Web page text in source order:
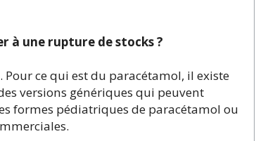
à une rupture de stocks ?
ce qui est du paracétamol, il existe
versions génériques qui peuvent
formes pédiatriques de paracétamol ou